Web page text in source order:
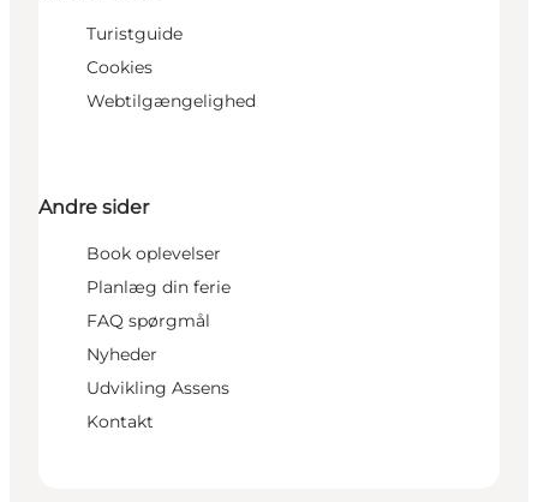
Turistguide
Cookies
Webtilgængelighed
Andre sider
Book oplevelser
Planlæg din ferie
FAQ spørgmål
Nyheder
Udvikling Assens
Kontakt